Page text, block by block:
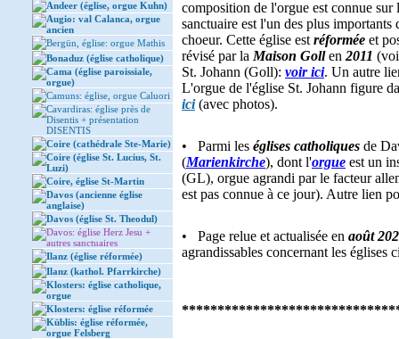
Andeer (église, orgue Kuhn)
Augio: val Calanca, orgue
ancien
Bergün, église: orgue Mathis
Bonaduz (église catholique)
Cama (église paroissiale,
orgue)
Camuns: église, orgue Caluori
Cavardiras: église près de
Disentis + présentation
DISENTIS
Coire (cathédrale Ste-Marie)
Coire (église St. Lucius, St.
Luzi)
Coire, église St-Martin
Davos (ancienne église
anglaise)
Davos (église St. Theodul)
Davos: église Herz Jesu +
autres sanctuaires
Ilanz (église réformée)
Ilanz (kathol. Pfarrkirche)
Klosters: église catholique,
orgue
Klosters: église réformée
Küblis: église réformée,
orgue Felsberg
composition de l'orgue est connue sur
sanctuaire est l'un des plus
choeur. Cette église est réformée et
révisé par la Maison Gollen 2011
St. Johann (Goll): voir ici. Un autre
L'orgue de l'église St. Johann figure
ici(avec photos).
• Parmi les églises catholiques de
(Marienkirche), dont l'orgue est un
(GL), orgue agrandi par le facteur
est pas connue à ce jour). Autre lien
• Page relue et actualisée en août
agrandissables concernant les églises